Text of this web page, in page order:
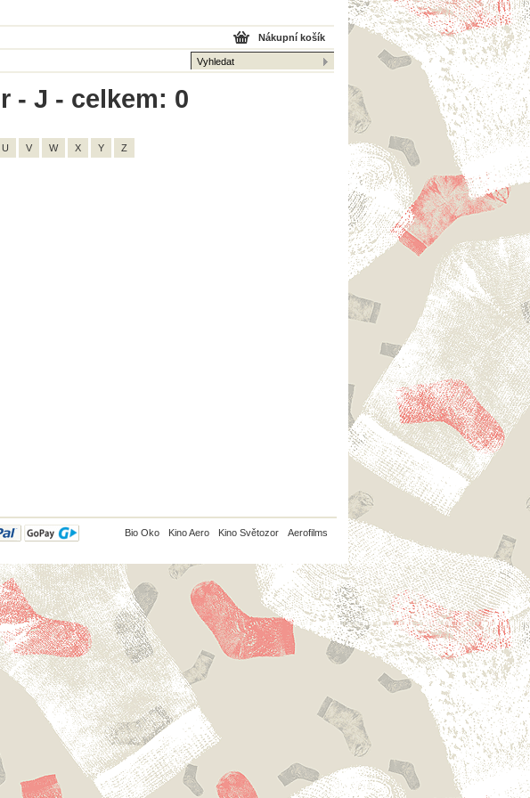
Nákupní košík
- J - celkem: 0
U V W X Y Z
Bio Oko Kino Aero Kino Světozor Aerofilms